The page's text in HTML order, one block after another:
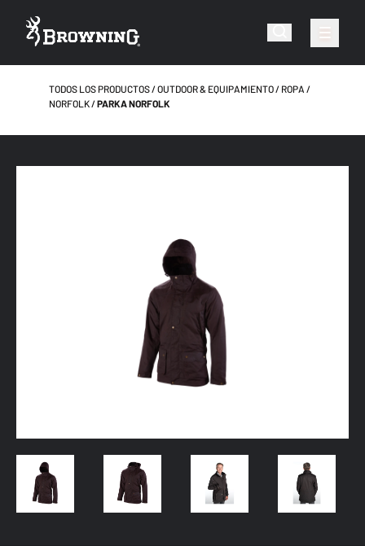
TODOS LOS PRODUCTOS OUTDOOR & EQUIPAMIENTO
ROPA
NORFOLK
PARKA NORFOLK